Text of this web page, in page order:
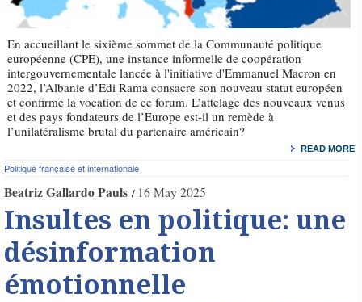
En accueillant le sixième sommet de la Communauté politique
européenne (CPE), une instance informelle de coopération
intergouvernementale lancée à l'initiative d'Emmanuel Macron en
2022, l’Albanie d’Edi Rama consacre son nouveau statut européen
et confirme la vocation de ce forum. L’attelage des nouveaux venus
et des pays fondateurs de l’Europe est-il un remède à
l’unilatéralisme brutal du partenaire américain?
READ MORE
Politique française et internationale
Beatriz Gallardo Pauls 16 May 2025
Insultes en politique: une
désinformation
émotionnelle